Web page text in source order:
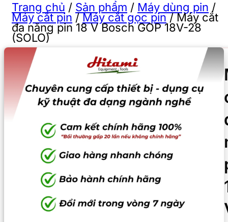
Trang chủ / Sản phẩm / Máy dùng pin /
Máy cắt pin /Máy cắt gọc pin/Máy cắt
đa năng pin 18 V Bosch GOP 18V-28
(SOLO)